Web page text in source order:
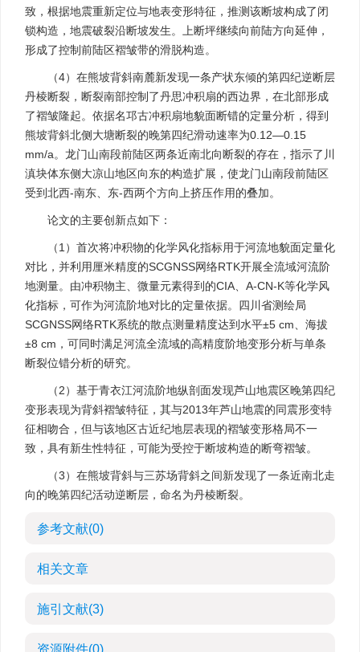
致，根据地震重新定位与地表变形特征，推测该断坡构成了闭
锁构造，地震破裂沿断坡发生。上断坪继续向前陆方向延伸，
形成了控制前陆区褶皱带的滑脱构造。
（4）在熊坡背斜南麓新发现一条产状东倾的第四纪逆断层
丹棱断裂，断裂南部控制了丹思冲积扇的西边界，在北部形成
了褶皱隆起。依据名邛古冲积扇地貌面断错的定量分析，得到
熊坡背斜北侧大塘断裂的晚第四纪滑动速率为0.12—0.15
mm/a。龙门山南段前陆区两条近南北向断裂的存在，指示了川
滇块体东侧大凉山地区向东的构造扩展，使龙门山南段前陆区
受到北西-南东、东-西两个方向上挤压作用的叠加。
论文的主要创新点如下：
（1）首次将冲积物的化学风化指标用于河流地貌面定量化
对比，并利用厘米精度的SCGNSS网络RTK开展全流域河流阶
地测量。由冲积物主、微量元素得到的CIA、A-CN-K等化学风
化指标，可作为河流阶地对比的定量依据。四川省测绘局
SCGNSS网络RTK系统的散点测量精度达到水平±5 cm、海拔
±8 cm，可同时满足河流全流域的高精度阶地变形分析与单条
断裂位错分析的研究。
（2）基于青衣江河流阶地纵剖面发现芦山地震区晚第四纪
变形表现为背斜褶皱特征，其与2013年芦山地震的同震形变特
征相吻合，但与该地区古近纪地层表现的褶皱变形格局不一
致，具有新生性特征，可能为受控于断坡构造的断弯褶皱。
（3）在熊坡背斜与三苏场背斜之间新发现了一条近南北走
向的晚第四纪活动逆断层，命名为丹棱断裂。
参考文献(0)
相关文章
施引文献(3)
资源附件(0)